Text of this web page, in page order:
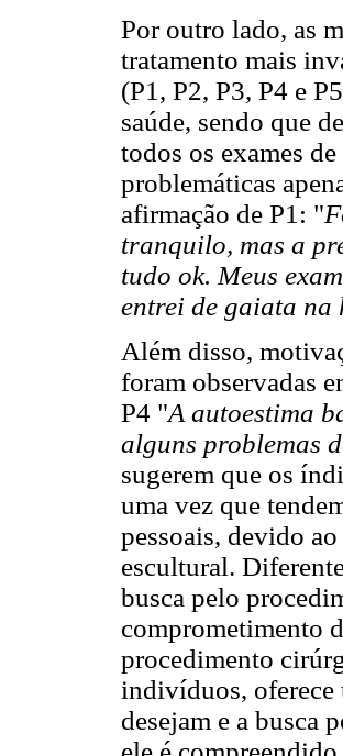
Por outro lado, as
tratamento mais
(P1, P2, P3, P4 e
saúde, sendo que
todos os exames
problemáticas
afirmação de P1: "
tranquilo, mas a
tudo ok. Meus
entrei de gaiata na
Além disso,
foram observadas
P4 "A autoestima
alguns problemas
sugerem que os
uma vez que
pessoais, devido
escultural.
busca pelo
comprometimento
procedimento
indivíduos, oferece
desejam e a busca